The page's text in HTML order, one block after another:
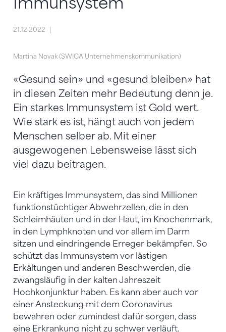
21.12.2022
Martina Novak (SWICA Unternehmenskommunikation)
«Gesund sein» und «gesund bleiben» hat
in diesen Zeiten mehr Bedeutung denn je.
Ein starkes Immunsystem ist Gold wert.
Wie stark es ist, hängt auch von jedem
Menschen selber ab. Mit einer
ausgewogenen Lebensweise lässt sich
viel dazu beitragen.
Ein kräftiges Immunsystem, das sind Millionen
funktionstüchtiger Abwehrzellen, die in den
Schleimhäuten und in der Haut, im Knochenmark,
in den Lymphknoten und vor allem im Darm
sitzen und eindringende Erreger bekämpfen. So
schützt das Immunsystem vor lästigen
Erkältungen und anderen Beschwerden, die
zwangsläufig in der kalten Jahreszeit
Hochkonjunktur haben. Es kann aber auch vor
einer Ansteckung mit dem Coronavirus
bewahren oder zumindest dafür sorgen, dass
eine Erkrankung nicht zu schwer verläuft.